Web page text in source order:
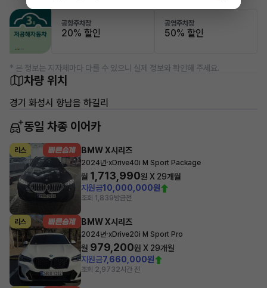
공항주차장
20% 할인
공영주차장
50% 할인
* 본 정보는 지자체마다 다를 수 있으니 실제 정보와 확인해 주세요.
차량 위치
경기 화성시 향남읍 하길리
동일 차종 이어카
리스 BMW X시리즈
2024년·xDrive40i M Sport Package
월 1,713,990원 X 29개월
지원금10,000,000원
조회 1,839방금전
리스 BMW X시리즈
2024년·xDrive20i M Sport Pro
월 979,200원 X 29개월
지원금7,660,000원
조회 2,9732시간 전